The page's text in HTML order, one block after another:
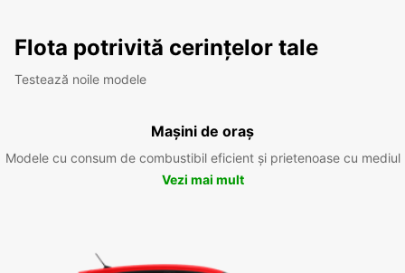
Flota potrivită cerințelor tale
Testează noile modele
Mașini de oraș
Modele cu consum de combustibil eficient și prietenoase cu mediul
Vezi mai mult